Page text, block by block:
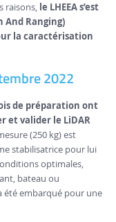
raisons, le LHEEA s’est
And Ranging)
la caractérisation
2022
de préparation ont
et valider le LiDAR
(250 kg) est
stabilisatrice pour lui
optimales,
bateau ou
été embarqué pour une